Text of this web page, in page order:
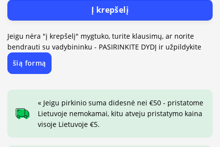
Į krepšelį
Jeigu nėra "į krepšelį" mygtuko, turite klausimų, ar norite
bendrauti su vadybininku - PASIRINKITE DYDĮ ir užpildykite
šią formą
« Jeigu pirkinio suma didesnė nei €50 - pristatome
Lietuvoje nemokamai, kitu atveju pristatymo kaina
visoje Lietuvoje €5.